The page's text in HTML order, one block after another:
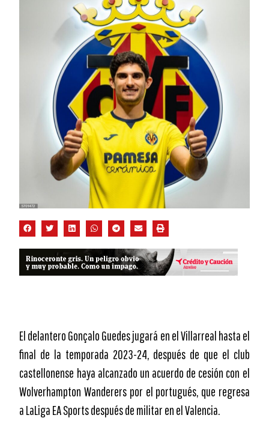
El delantero Gonçalo Guedes jugará en el Villarreal hasta el
final de la temporada 2023-24, después de que el club
castellonense haya alcanzado un acuerdo de cesión con el
Wolverhampton Wanderers por el portugués, que regresa
a LaLiga EA Sports después de militar en el Valencia.